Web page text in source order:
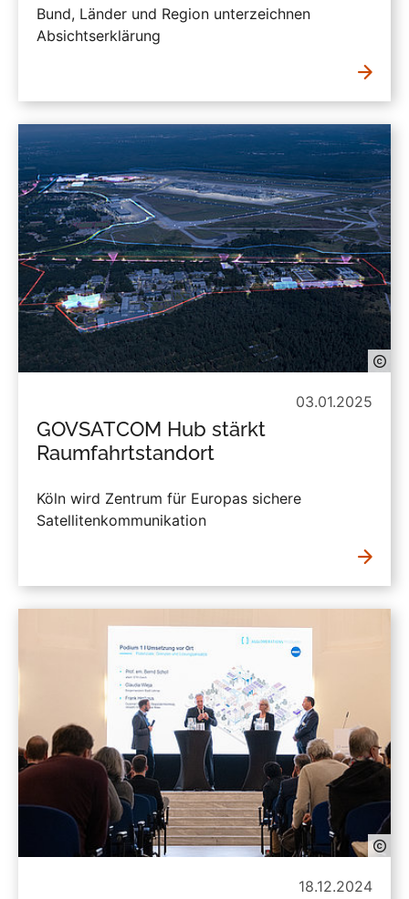
Bund, Länder und Region unterzeichnen
Absichtserklärung
03.01.2025
GOVSATCOM Hub stärkt
Raumfahrtstandort
Köln wird Zentrum für Europas sichere
Satellitenkommunikation
18.12.2024